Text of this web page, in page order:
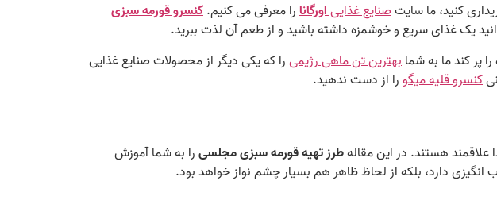
کنید، ما سایتصنایع غذاییاورگانارا معرفی می‌ کنیم.کنسرو قورمه سبزی
یک غذای سریع و خوشمزه داشته باشید و از طعم آن لذت ببرید.
پر کند ما به شمابهترین تن ماهی رژیمیرا که یکی دیگر از محصولات صنایع غذایی
کنسرو قلیه میگورا از دست ندهید.
هستند‌. در این مقالهطرز تهیه قورمه سبزی مجلسیرا به شما آموزش
انگیزی دارد، بلکه از لحاظ ظاهر هم بسیار چشم نواز خواهد بود.